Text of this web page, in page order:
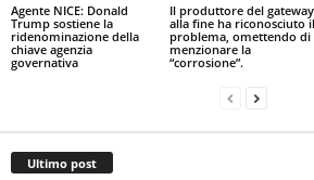
Agente NICE: Donald
Trump sostiene la
ridenominazione della
chiave agenzia
governativa
Il produttore del gateway
alla fine ha riconosciuto il
problema, omettendo di
menzionare la
“corrosione”.
Ultimo post